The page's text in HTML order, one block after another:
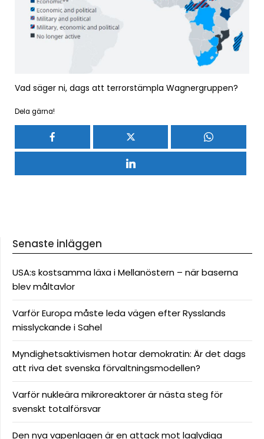
Vad säger ni, dags att terrorstämpla Wagnergruppen?
Dela gärna!
Senaste inläggen
USA:s kostsamma läxa i Mellanöstern – när baserna
blev måltavlor
Varför Europa måste leda vägen efter Rysslands
misslyckande i Sahel
Myndighetsaktivismen hotar demokratin: Är det dags
att riva det svenska förvaltningsmodellen?
Varför nukleära mikroreaktorer är nästa steg för
svenskt totalförsvar
Den nya vapenlagen är en attack mot laglydiga